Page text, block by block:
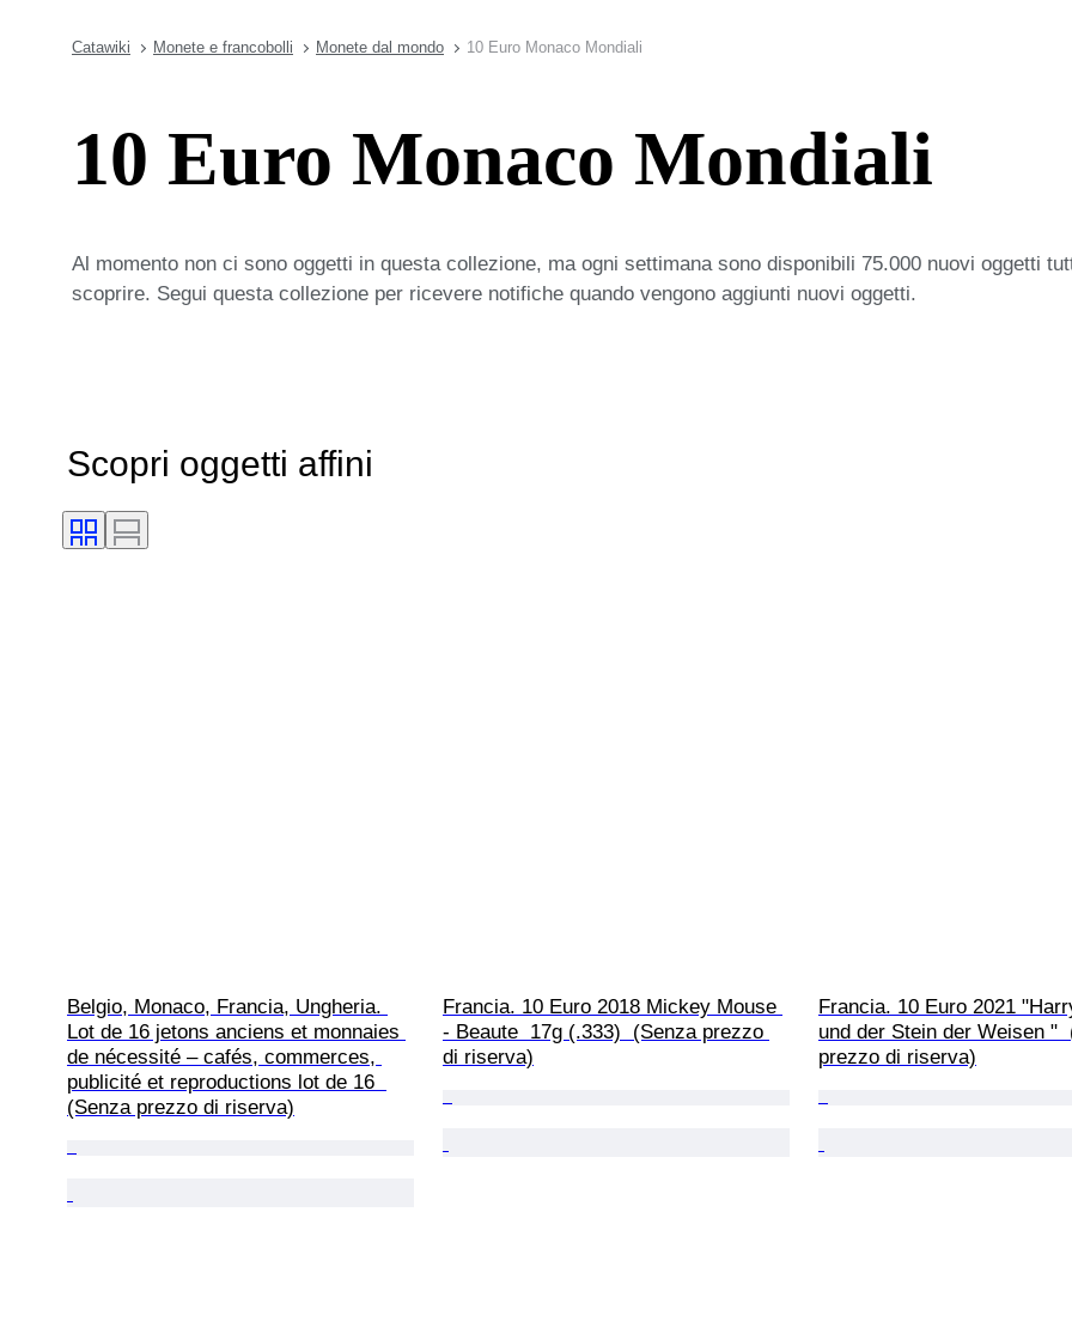
Catawiki Monete e francobolli Monete dal mondo 10 Euro Monaco Mondiali
10 Euro Monaco Mondiali
Al momento non ci sono oggetti in questa collezione, ma ogni settimana sono disponibili 75.000 nuovi oggetti
scoprire. Segui questa collezione per ricevere notifiche quando vengono aggiunti nuovi oggetti.
Scopri oggetti affini
Belgio, Monaco, Francia, Ungheria.
Lot de 16 jetons anciens et monnaies
de nécessité – cafés, commerces,
publicité et reproductions lot de 16
(Senza prezzo di riserva)
Francia. 10 Euro 2018 Mickey Mouse
- Beaute  17g (.333)  (Senza prezzo
di riserva)
Francia. 10 Euro 2021
und der Stein der Weisen "
prezzo di riserva)